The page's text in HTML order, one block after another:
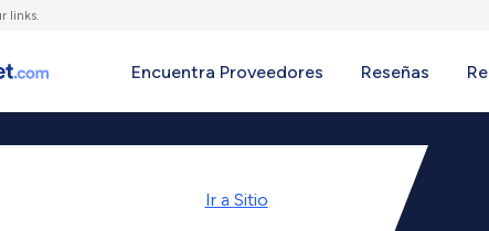
links.
Encuentra Proveedores Reseñas
Ir a Sitio